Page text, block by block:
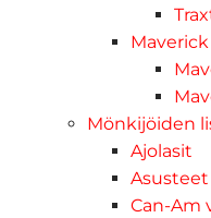
Mönkijöiden
Ajolasit
Asusteet
Can-Am